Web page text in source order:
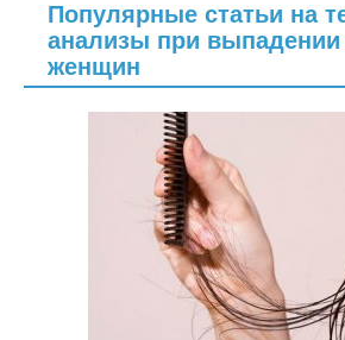
Популярные статьи на
анализы при выпадении
женщин